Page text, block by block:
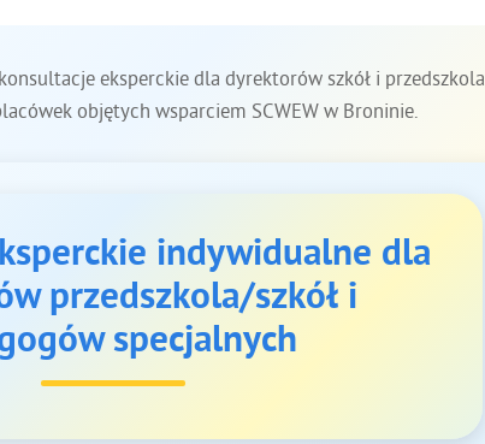
eksperckie dla dyrektorów szkół i przedszkola
objętych wsparciem SCWEW w Broninie.
indywidualne dla
przedszkola/szkół i
specjalnych